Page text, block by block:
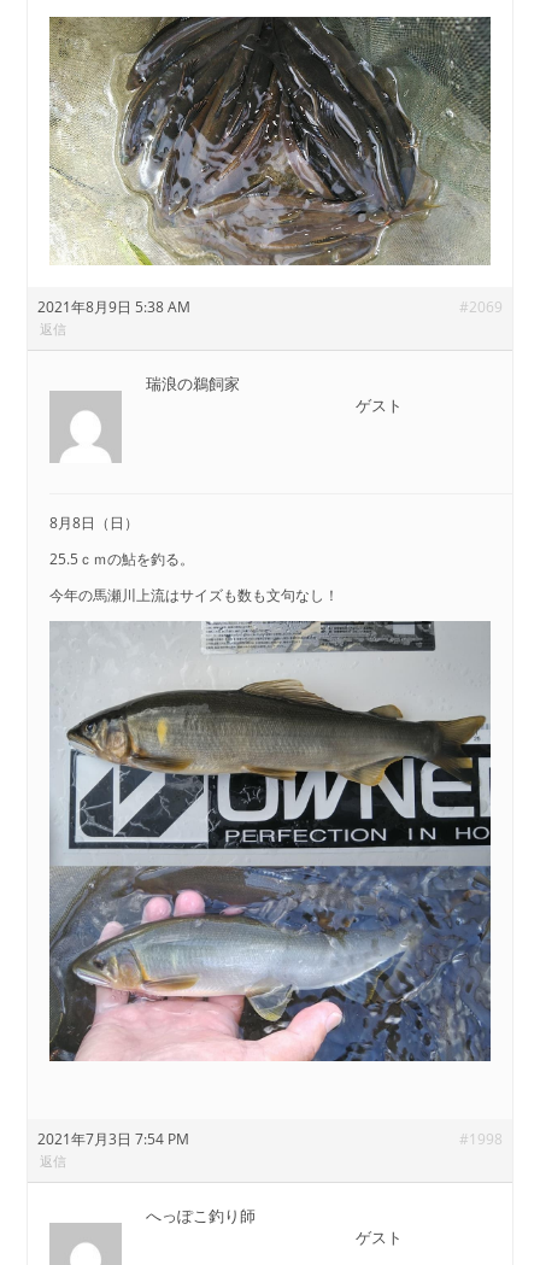
2021年8月9日 5:38 AM #2069
返信
瑞浪の鵜飼家
ゲスト
8月8日（日）
25.5ｃｍの鮎を釣る。
今年の馬瀬川上流はサイズも数も文句なし！
2021年7月3日 7:54 PM #1998
返信
へっぽこ釣り師
ゲスト